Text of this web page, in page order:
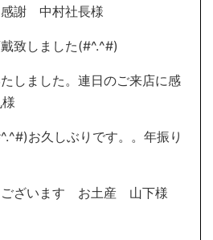
謝 中村社長様
致しました(#^.^#)
しました。連日のご来店に感
お久しぶりです。。年振り
ございます お土産 山下様